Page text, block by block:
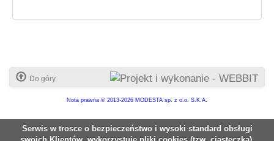
Do góry
Nota prawna © 2013-2026 MODESTA sp. z o.o. S.K.A.
Serwis w trosce o bezpieczeństwo i wysoki standard obsługi
swoich Klientów, wykorzystuje pliki cookies (tzw. ciasteczka),